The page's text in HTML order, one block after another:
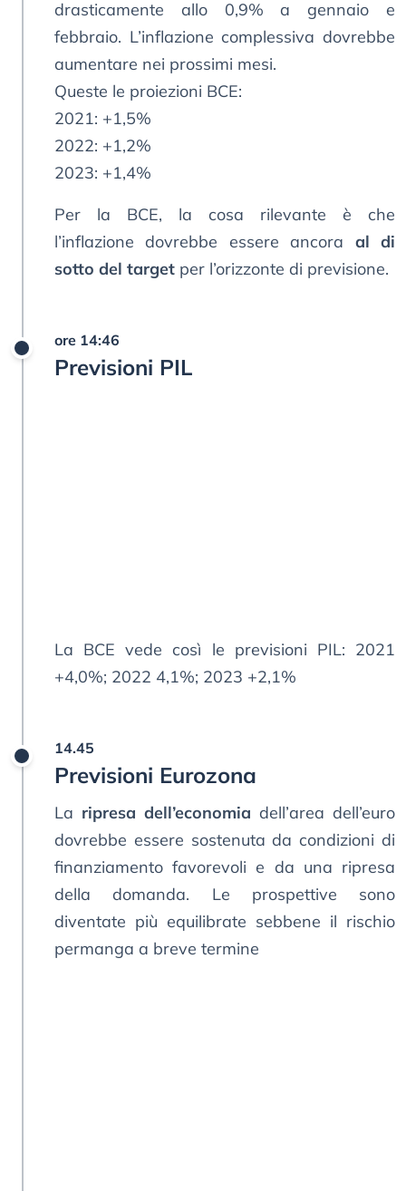
drasticamente allo 0,9% a gennaio e
febbraio. L’inflazione complessiva dovrebbe
aumentare nei prossimi mesi.
Queste le proiezioni BCE:
2021: +1,5%
2022: +1,2%
2023: +1,4%
Per la BCE, la cosa rilevante è che
l’inflazione dovrebbe essere ancora al di
sotto del target per l’orizzonte di previsione.
ore 14:46
Previsioni PIL
La BCE vede così le previsioni PIL: 2021
+4,0%; 2022 4,1%; 2023 +2,1%
14.45
Previsioni Eurozona
La ripresa dell’economia dell’area dell’euro
dovrebbe essere sostenuta da condizioni di
finanziamento favorevoli e da una ripresa
della domanda. Le prospettive sono
diventate più equilibrate sebbene il rischio
permanga a breve termine